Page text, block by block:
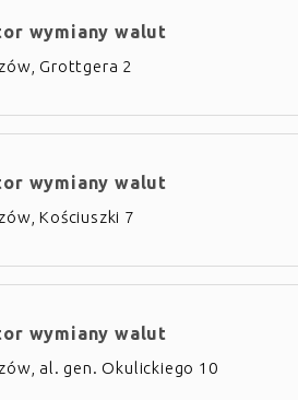
wymiany walut
Grottgera 2
wymiany walut
Kościuszki 7
wymiany walut
al. gen. Okulickiego 10